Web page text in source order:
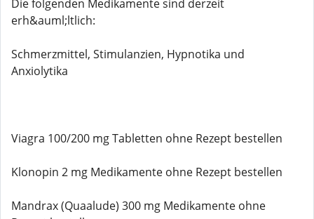
Die folgenden Medikamente sind derzeit
erh&auml;ltlich:
Schmerzmittel, Stimulanzien, Hypnotika und
Anxiolytika
Viagra 100/200 mg Tabletten ohne Rezept bestellen
Klonopin 2 mg Medikamente ohne Rezept bestellen
Mandrax (Quaalude) 300 mg Medikamente ohne